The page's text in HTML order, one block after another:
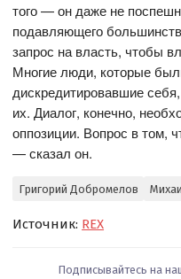
того — он даже не
подавляющего
запрос на власть, чтобы
Многие люди, которые
дискредитировавшие
их. Диалог, конечно,
оппозиции. Вопрос в том,
— сказал он.
Григорий Добромелов
Источник: REX
Подписывайтесь на